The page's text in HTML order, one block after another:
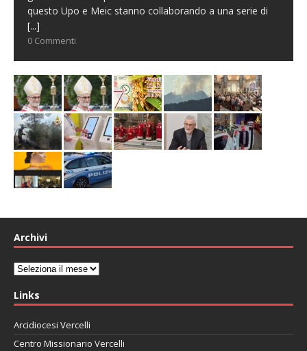
questo Upo e Meic stanno collaborando a una serie di
[...]
0 Commenti
Archivi
Archivi
Links
Arcidiocesi Vercelli
Centro Missionario Vercelli